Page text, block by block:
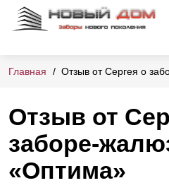
Главная Отзыв от Сергея о
Отзыв от
заборе-
«Оптима»